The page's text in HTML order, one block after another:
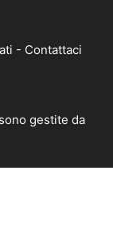
- Contattaci
gestite da